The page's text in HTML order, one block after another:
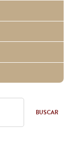
BUSCAR